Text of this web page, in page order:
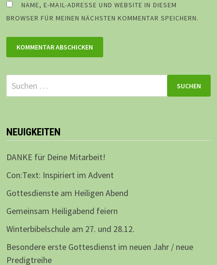
NAME, E-MAIL-ADRESSE UND WEBSITE IN DIESEM
BROWSER FÜR MEINEN NÄCHSTEN KOMMENTAR SPEICHERN.
Suchen
nach:
NEUIGKEITEN
DANKE für Deine Mitarbeit!
Con:Text: Inspiriert im Advent
Gottesdienste am Heiligen Abend
Gemeinsam Heiligabend feiern
Winterbibelschule am 27. und 28.12.
Besondere erste Gottesdienst im neuen Jahr / neue
Predigtreihe